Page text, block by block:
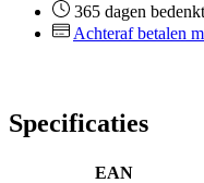
365 dagen
Achteraf betalen
Specificaties
EAN